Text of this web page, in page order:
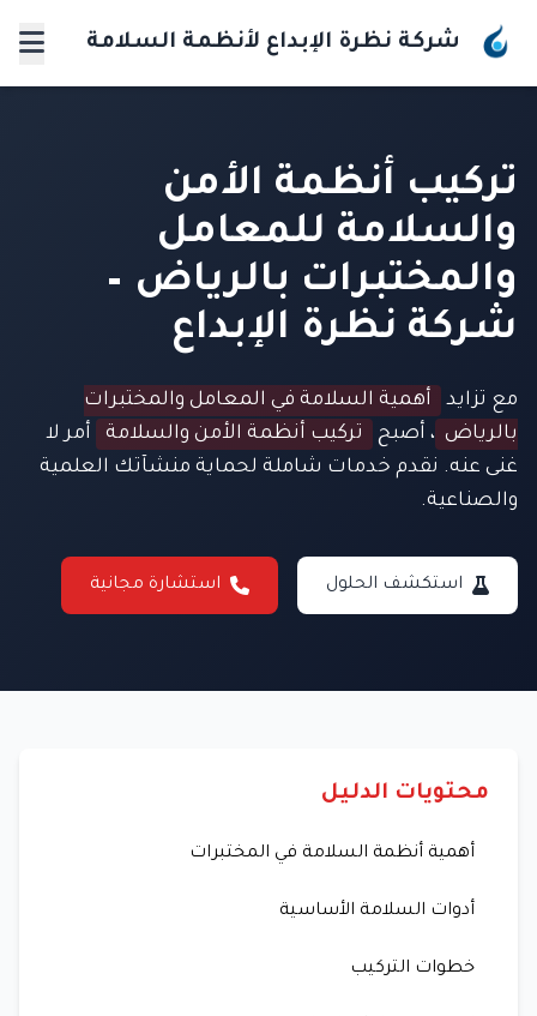
شركة نظرة الإبداع لأنظمة السلامة
تركيب أنظمة الأمن
والسلامة للمعامل
والمختبرات بالرياض –
شركة نظرة الإبداع
مع تزايد
أهمية السلامة في المعامل والمختبرات
بالرياض ، أصبح تركيب أنظمة الأمن والسلامة
أمر لا
غنى عنه. نقدم خدمات شاملة لحماية منشآتك العلمية
والصناعية.
استكشف الحلول استشارة مجانية
محتويات الدليل
أهمية أنظمة السلامة في المختبرات
أدوات السلامة الأساسية
خطوات التركيب